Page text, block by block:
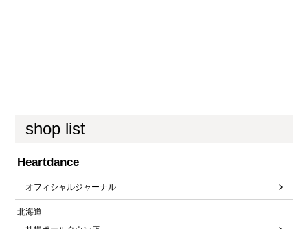
shop list
Heartdance
オフィシャルジャーナル
北海道